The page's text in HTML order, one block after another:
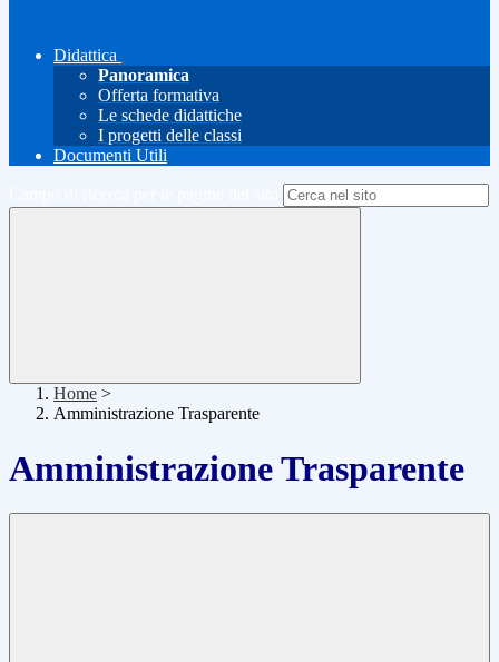
Didattica
Panoramica
Offerta formativa
Le schede didattiche
I progetti delle classi
Documenti Utili
Home >
Amministrazione Trasparente
Amministrazione Trasparente